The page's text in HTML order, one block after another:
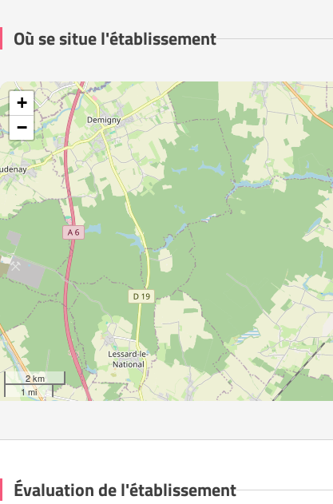
Où se situe l'établissement
+
−
2 km
1 mi
Évaluation de l'établissement